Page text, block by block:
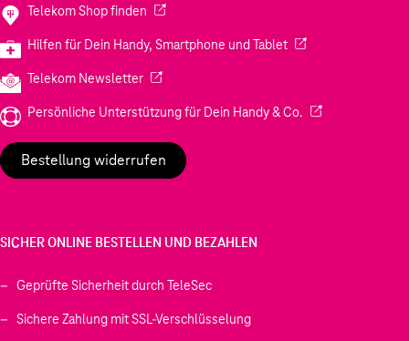
Telekom Shop finden (Wird in einem neuen Tab geöffnet)
Hilfen für Dein Handy, Smartphone und Tablet(Wird in einem
Telekom Newsletter(Wird in einem neuen Tab geöffnet)
Persönliche Unterstützung für Dein Handy & Co. (Wird in einem
Bestellung widerrufen
SICHER ONLINE BESTELLEN UND BEZAHLEN
Geprüfte Sicherheit durch TeleSec
Sichere Zahlung mit SSL-Verschlüsselung